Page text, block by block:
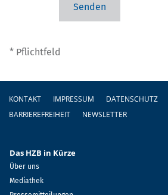
* Pflichtfeld
Fußzeile
KONTAKT IMPRESSUM DATENSCHUTZ
BARRIEREFREIHEIT
NEWSLETTER
Das HZB in Kürze
Über uns
Mediathek